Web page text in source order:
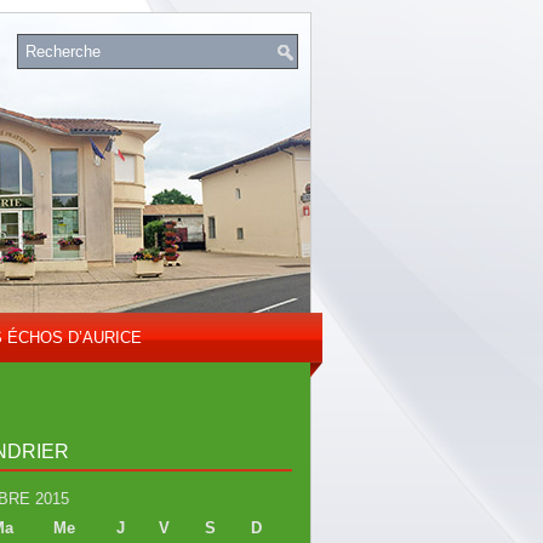
ÉCHOS D’AURICE
2015
Me J V S D